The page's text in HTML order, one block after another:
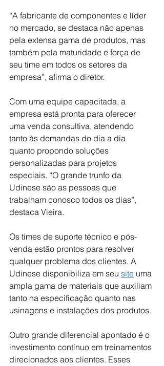
“A fabricante de componentes e líder
no mercado, se destaca não apenas
pela extensa gama de produtos, mas
também pela maturidade e força de
seu time em todos os setores da
empresa”, afirma o diretor.
Com uma equipe capacitada, a
empresa está pronta para oferecer
uma venda consultiva, atendendo
tanto às demandas do dia a dia
quanto propondo soluções
personalizadas para projetos
especiais. “O grande trunfo da
Udinese são as pessoas que
trabalham conosco todos os dias”,
destaca Vieira.
Os times de suporte técnico e pós-
venda estão prontos para resolver
qualquer problema dos clientes. A
Udinese disponibiliza em seu site uma
ampla gama de materiais que auxiliam
tanto na especificação quanto nas
usinagens e instalações dos produtos.
Outro grande diferencial apontado é o
investimento contínuo em treinamentos
direcionados aos clientes. Esses